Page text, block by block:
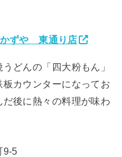
ずや 東通り店
どんの「四大粉もん」
カウンターになってお
後に熱々の料理が味わ
9-5